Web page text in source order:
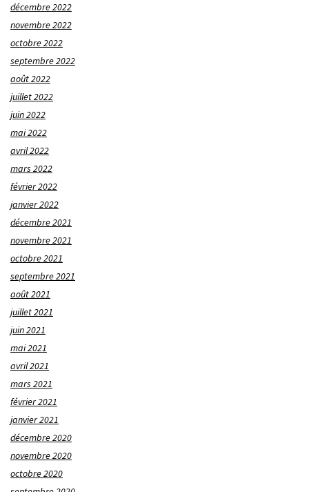
décembre 2022
novembre 2022
octobre 2022
septembre 2022
août 2022
juillet 2022
juin 2022
mai 2022
avril 2022
mars 2022
février 2022
janvier 2022
décembre 2021
novembre 2021
octobre 2021
septembre 2021
août 2021
juillet 2021
juin 2021
mai 2021
avril 2021
mars 2021
février 2021
janvier 2021
décembre 2020
novembre 2020
octobre 2020